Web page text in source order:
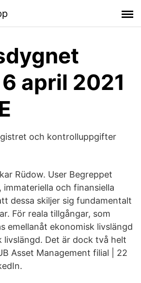
april 2021
och kontrolluppgifter
Rüdow. User Begreppet
immateriella och finansiella
dessa skiljer sig fundamentalt
För reala tillgångar, som
emellanåt ekonomisk livslängd
livslängd. Det är dock två helt
Asset Management filial | 22